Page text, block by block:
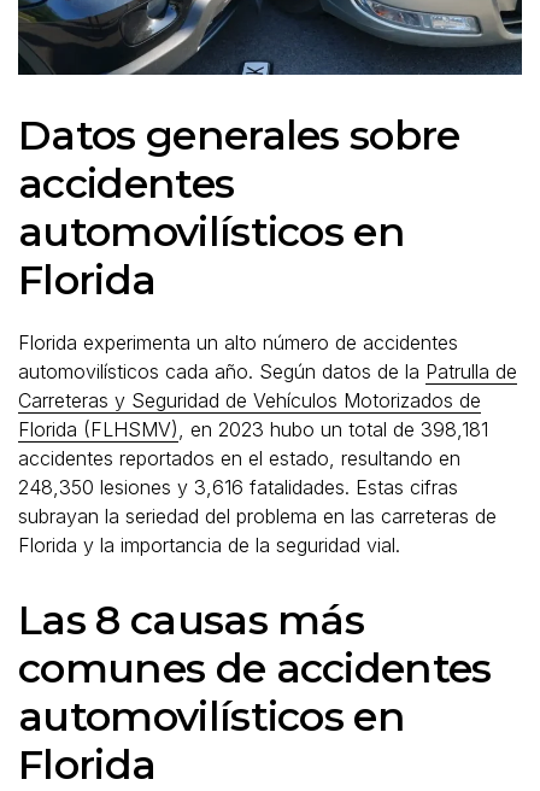
Datos generales sobre
accidentes
automovilísticos en
Florida
Florida experimenta un alto número de accidentes
automovilísticos cada año. Según datos de la Patrulla de
Carreteras y Seguridad de Vehículos Motorizados de
Florida (FLHSMV) , en 2023 hubo un total de 398,181
accidentes reportados en el estado, resultando en
248,350 lesiones y 3,616 fatalidades. Estas cifras
subrayan la seriedad del problema en las carreteras de
Florida y la importancia de la seguridad vial.
Las 8 causas más
comunes de accidentes
automovilísticos en
Florida